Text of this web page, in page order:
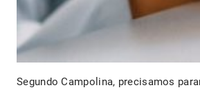
Segundo Campolina, precisamos